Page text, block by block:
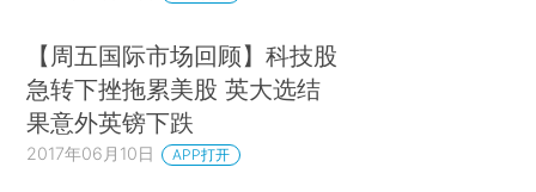
【周五国际市场回顾】科技股
急转下挫拖累美股 英大选结
果意外英镑下跌
2017年06月10日 APP打开